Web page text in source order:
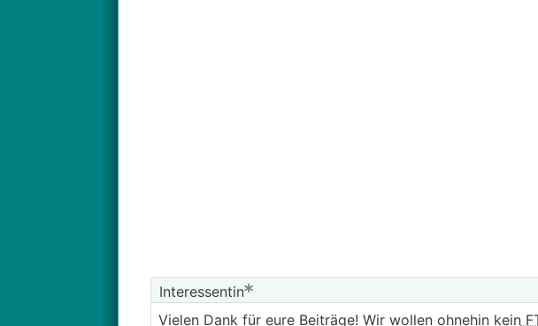
Interessentin
Vielen Dank für eure Beiträge! Wir wollen ohnehin kein